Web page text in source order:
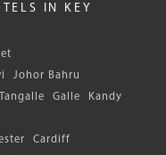
IN KEY
Johor Bahru
Tangalle Galle
Kandy
Cardiff